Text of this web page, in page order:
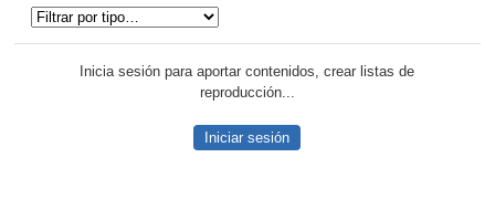
Inicia sesión para aportar contenidos, crear listas de
reproducción...
Iniciar sesión